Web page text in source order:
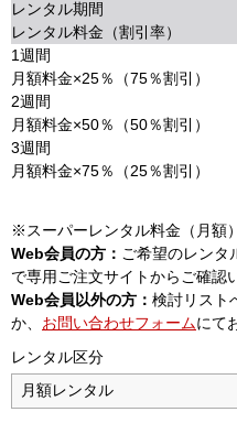
レンタル期間
レンタル料金（割引率）
1週間
月額料金×25％（75％割引）
2週間
月額料金×50％（50％割引）
3週間
月額料金×75％（25％割引）
※スーパーレンタル料金（月額
Web会員の方： ご希望のレンタ
で専用ご注文サイトからご確認
Web会員以外の方： 検討リスト
か、 お問い合わせフォームにて
レンタル区分